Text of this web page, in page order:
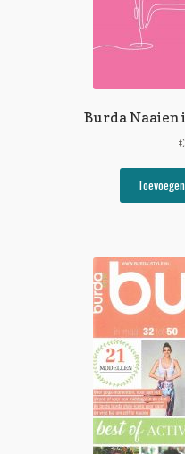
Burda Naaien
€